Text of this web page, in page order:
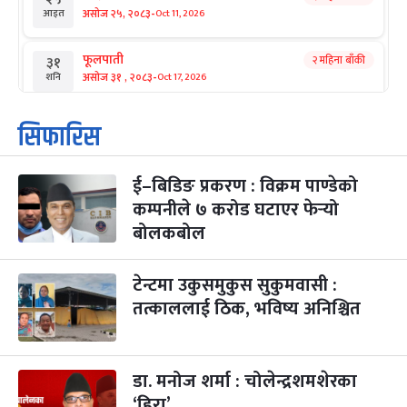
आइत असोज २५, २०८३-Oct 11, 2026
३१
शनि
फूलपाती
असोज ३१ , २०८३-Oct 17, 2026
२ महिना बाँकी
१
आइत
कार्तिक सङ्क्रान्ति
कार्तिक १, २०८३
३
मंगल
महानवमी
कार्तिक ३, २०८३-Oct 20, 2026
२ महिना बाँकी
४
५
बिहि
पापा‌ङ्कुशा एकादशी व्रत
कार्तिक ५, २०८३
२ महिना बाँकी
आइत
कुकुर तिहार
कार्तिक २२, २०८३-Nov 8, 2026
३ महिना बाँकी
सिफारिस
ई–बिडिङ प्रकरण : विक्रम पाण्डेको
कम्पनीले ७ करोड घटाएर फेर्‍यो
बोलकबोल
टेन्टमा उकुसमुकुस सुकुमवासी :
तत्काललाई ठिक, भविष्य अनिश्चित
डा. मनोज शर्मा : चोलेन्द्रशमशेरका